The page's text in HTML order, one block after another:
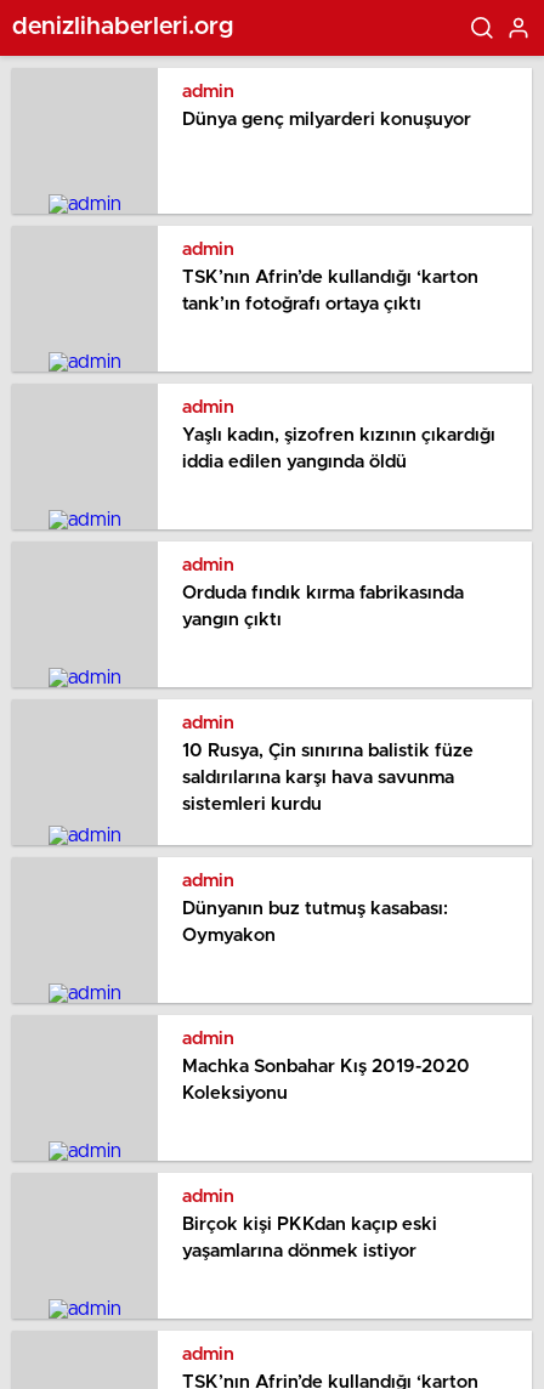
denizlihaberleri.org
admin
Dünya genç milyarderi konuşuyor
admin
TSK’nın Afrin’de kullandığı ‘karton
tank’ın fotoğrafı ortaya çıktı
admin
Yaşlı kadın, şizofren kızının çıkardığı
iddia edilen yangında öldü
admin
Orduda fındık kırma fabrikasında
yangın çıktı
admin
10 Rusya, Çin sınırına balistik füze
saldırılarına karşı hava savunma
sistemleri kurdu
admin
Dünyanın buz tutmuş kasabası:
Oymyakon
admin
Machka Sonbahar Kış 2019-2020
Koleksiyonu
admin
Birçok kişi PKKdan kaçıp eski
yaşamlarına dönmek istiyor
admin
TSK’nın Afrin’de kullandığı ‘karton